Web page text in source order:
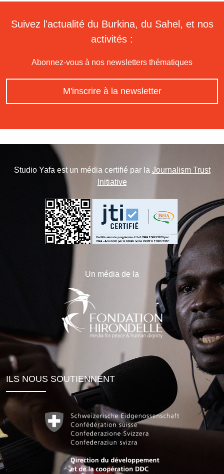
Suivez l'actualité du Burkina, du Sahel, et nos
activités :
Abonnez-vous à nos newsletters thématiques
M'inscrire à la newsletter
Studio Yafa est un média certifié par la Journalism Trust
Initiative
Un média de la
ILS NOUS SOUTIENNENT